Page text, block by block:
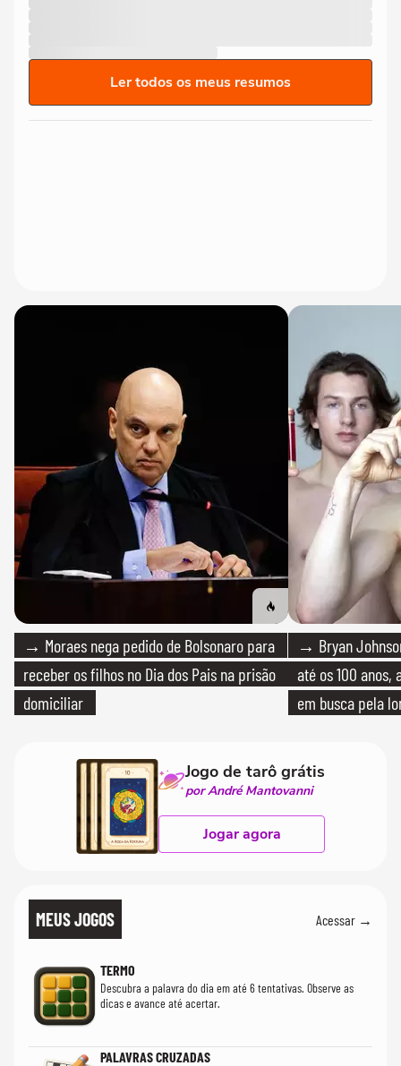
Ler todos os meus resumos
→ Moraes nega pedido de Bolsonaro para
receber os filhos no Dia dos Pais na prisão
domiciliar
→ Bryan
até os 100
em busca pela
Jogo de tarô grátis
por André Mantovanni
Jogar agora
MEUS JOGOS Acessar →
TERMO
Descubra a palavra do dia em até 6 tentativas. Observe as
dicas e avance até acertar.
PALAVRAS CRUZADAS